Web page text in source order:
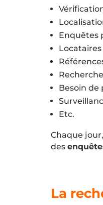
Enquêtes
Besoin de
Etc.
Chaque
des
La